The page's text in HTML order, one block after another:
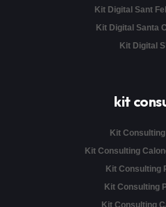
Kit Digital Sant
Kit Digital Santa
Kit Digital
kit
Kit
Kit Consulting
Kit Consulting
Kit Consulting
Kit Consulting